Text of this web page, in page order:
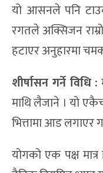
यो आसनले पनि
रगतले अक्सिजन
हटाएर अनुहारमा
शीर्षासन गर्ने विधि :
माथि लैजाने । यो
भित्तामा आड लगाएर
योगको एक पक्ष मात्र